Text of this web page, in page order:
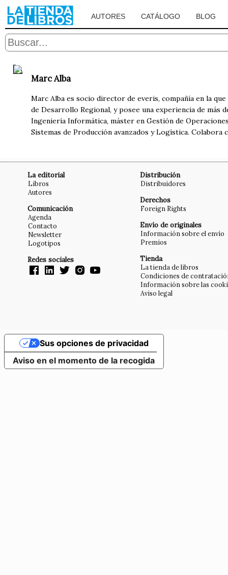
AUTORES CATÁLOGO BLOG
Marc Alba
Marc Alba es socio director de everis, compañía en la
de Desarrollo Regional, y posee una experiencia de más
Ingeniería Informática, máster en Gestión de
Sistemas de Producción avanzados y Logística.
La editorial
Libros
Autores
Comunicación
Agenda
Contacto
Newsletter
Logotipos
Redes sociales
Distribución
Distribuidores
Derechos
Foreign Rights
Envío de originales
Información sobre el envío
Premios
Tienda
La tienda de libros
Condiciones de
Información sobre las
Aviso legal
Aviso en el momento de la recogida
Sus opciones de privacidad